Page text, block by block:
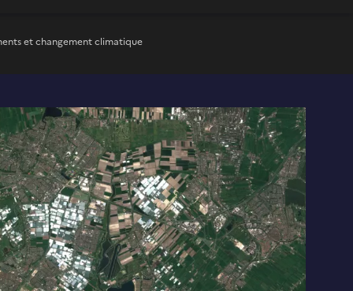
et changement climatique